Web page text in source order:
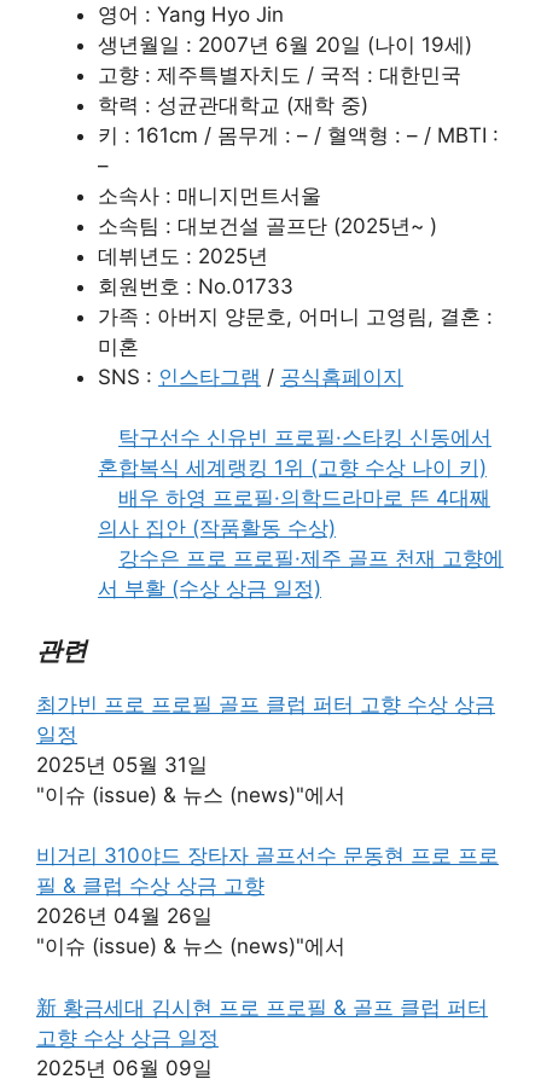
영어 : Yang Hyo Jin
생년월일 : 2007년 6월 20일 (나이 19세)
고향 : 제주특별자치도 / 국적 : 대한민국
학력 : 성균관대학교 (재학 중)
키 : 161cm / 몸무게 : – / 혈액형 : – / MBTI :
–
소속사 : 매니지먼트서울
소속팀 : 대보건설 골프단 (2025년~ )
데뷔년도 : 2025년
회원번호 : No.01733
가족 : 아버지 양문호, 어머니 고영림, 결혼 :
미혼
SNS : 인스타그램 / 공식홈페이지
탁구선수 신유빈 프로필·스타킹 신동에서
혼합복식 세계랭킹 1위 (고향 수상 나이 키)
배우 하영 프로필·의학드라마로 뜬 4대째
의사 집안 (작품활동 수상)
강수은 프로 프로필·제주 골프 천재 고향에
서 부활 (수상 상금 일정)
관련
최가빈 프로 프로필 골프 클럽 퍼터 고향 수상 상금
일정
2025년 05월 31일
"이슈 (issue) & 뉴스 (news)"에서
비거리 310야드 장타자 골프선수 문동현 프로 프로
필 & 클럽 수상 상금 고향
2026년 04월 26일
"이슈 (issue) & 뉴스 (news)"에서
新 황금세대 김시현 프로 프로필 & 골프 클럽 퍼터
고향 수상 상금 일정
2025년 06월 09일